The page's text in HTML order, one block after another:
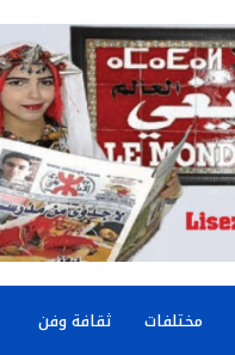
مختلفات ثقافة وفن